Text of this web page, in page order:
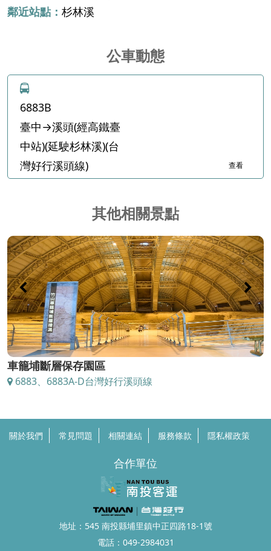
鄰近站點： 杉林溪
公車動態
6883B
臺中→溪頭(經高鐵臺
中站)(延駛杉林溪)(台
灣好行溪頭線)
查看
其他相關景點
車籠埔斷層保存園區
6883、6883A-D台灣好行溪頭線
關於我們 常見問題 相關連結 服務條款 隱私權政策
合作單位
地址：545 南投縣埔里鎮中正四路18-1號
電話： 049-2984031